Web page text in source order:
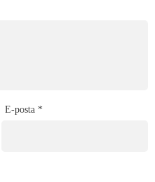
E-posta *